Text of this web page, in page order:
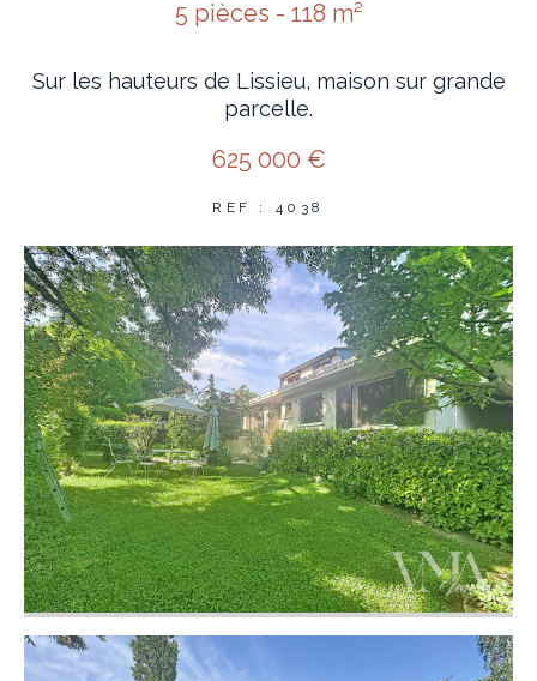
5 pièces - 118 m²
Sur les hauteurs de Lissieu, maison sur grande
parcelle.
625 000 €
REF : 4038